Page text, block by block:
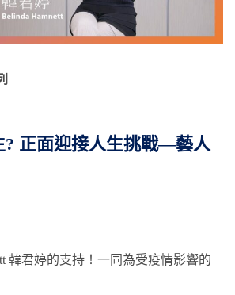
? 正面迎接人生挑戰—藝人
韓君婷的支持！一同為受疫情影響的